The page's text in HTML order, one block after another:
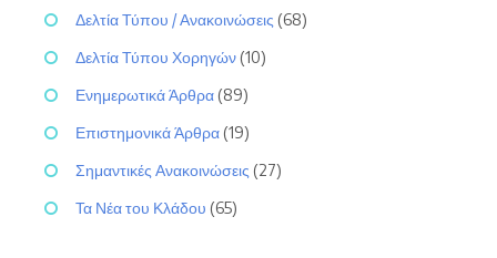
Δελτία Τύπου / Ανακοινώσεις (68)
Δελτία Τύπου Χορηγών (10)
Ενημερωτικά Άρθρα (89)
Επιστημονικά Άρθρα (19)
Σημαντικές Ανακοινώσεις (27)
Τα Νέα του Κλάδου (65)